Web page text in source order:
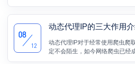
代理路由，然后再发送到Web服
代理服务器之间进行数据交换期
议类型就有HTTP代理与HTTPS
08
12
动态代理IP的三大作用
动态代理IP对于经常使用爬虫爬
定不会陌生，如今网络爬虫已经
流工具，而想要稳定的运行爬虫